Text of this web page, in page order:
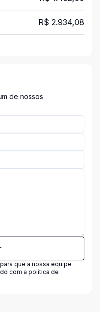
R$ 2.934,08
de nossos
que a nossa equipe
com a política de